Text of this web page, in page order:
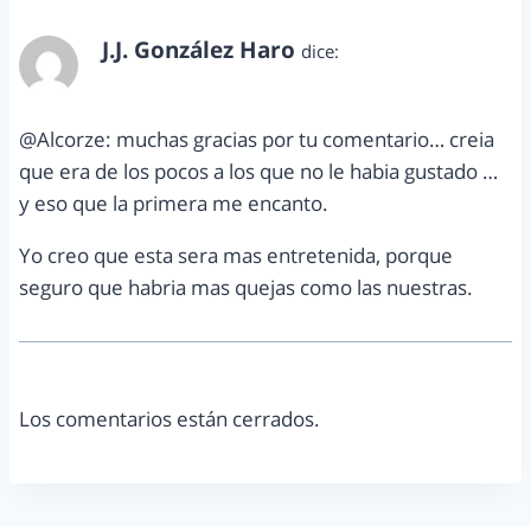
J.J. González Haro dice:
@Alcorze: muchas gracias por tu comentario… creia
que era de los pocos a los que no le habia gustado …
y eso que la primera me encanto.
Yo creo que esta sera mas entretenida, porque
seguro que habria mas quejas como las nuestras.
Los comentarios están cerrados.